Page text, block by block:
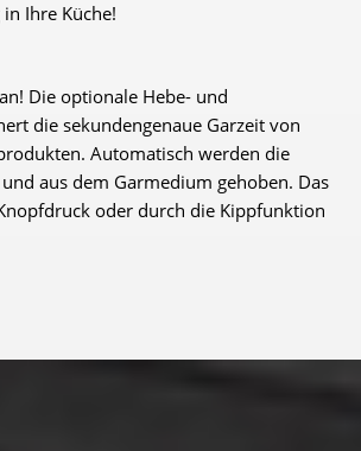
Ihre Küche!
Die optionale Hebe- und
die sekundengenaue Garzeit von
Automatisch werden die
aus dem Garmedium gehoben. Das
oder durch die Kippfunktion